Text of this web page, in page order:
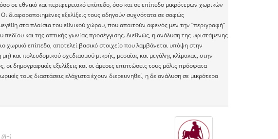
σε εθνικό και περιφερειακό επίπεδο, όσο και σε επίπεδο μικρότερων χωρικών
διαφοροποιημένες εξελίξεις τους οδηγούν συχνότατα σε σαφώς
στα πλαίσια του εθνικού χώρου, που απαιτούν αφενός μεν την “περιγραφή”
και της οπτικής γωνίας προσέγγισης. Διεθνώς, η ανάλυση της υφιστάμενης
επίπεδο, αποτελεί βασικό στοιχείο που λαμβάνεται υπόψη στην
και πολεοδομικού σχεδιασμού μικρής, μεσαίας και μεγάλης κλίμακας, στην
δημογραφικές εξελίξεις και οι άμεσες επιπτώσεις τους μόλις πρόσφατα
τους διαστάσεις ελάχιστα έχουν διερευνηθεί, η δε ανάλυση σε μικρότερα
(A+)